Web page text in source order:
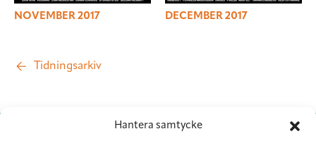
Hantera samtycke
NOVEMBER 2017 DECEMBER 2017
Tidningsarkiv